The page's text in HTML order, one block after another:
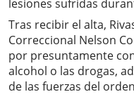
lesiones sufridas
Tras recibir el alta,
Correccional Nelson
por presuntamente
alcohol o las drogas,
de las fuerzas del